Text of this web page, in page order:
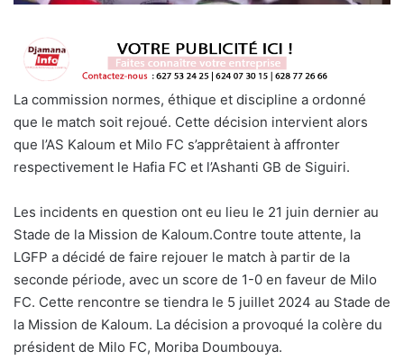
La commission normes, éthique et discipline a ordonné
que le match soit rejoué. Cette décision intervient alors
que l’AS Kaloum et Milo FC s’apprêtaient à affronter
respectivement le Hafia FC et l’Ashanti GB de Siguiri.
Les incidents en question ont eu lieu le 21 juin dernier au
Stade de la Mission de Kaloum.Contre toute attente, la
LGFP a décidé de faire rejouer le match à partir de la
seconde période, avec un score de 1-0 en faveur de Milo
FC. Cette rencontre se tiendra le 5 juillet 2024 au Stade de
la Mission de Kaloum. La décision a provoqué la colère du
président de Milo FC, Moriba Doumbouya.